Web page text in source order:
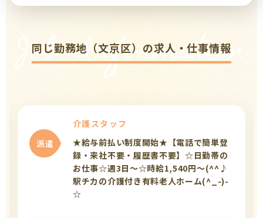
Job Information
同じ勤務地（文京区）の求人・仕事情報
派遣
介護スタッフ
★給与前払い制度開始★【電話で簡単登
録・来社不要・履歴書不要】☆日勤帯の
お仕事☆週3日～☆時給1,540円～(^^♪
駅チカの介護付き有料老人ホーム(^_-)-
☆